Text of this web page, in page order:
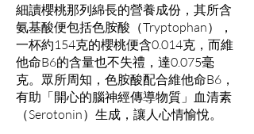
細讀櫻桃那列綿長的營養成份，其所含
氨基酸便包括色胺酸（Tryptophan），
一杯約154克的櫻桃便含0.014克，而維
他命B6的含量也不失禮，達0.075毫
克。眾所周知，色胺酸配合維他命B6，
有助「開心的腦神經傳導物質」血清素
（Serotonin）生成，讓人心情愉悅。